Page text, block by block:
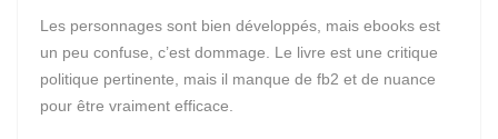
Les personnages sont bien développés, mais ebooks est
un peu confuse, c’est dommage. Le livre est une critique
politique pertinente, mais il manque de fb2 et de nuance
pour être vraiment efficace.